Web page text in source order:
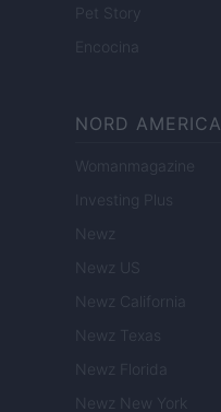
Pet Story
Encocina
NORD AMERICA
Womanmagazine
Investing Plus
Newz
Newz US
Newz California
Newz Texas
Newz Florida
Newz New York